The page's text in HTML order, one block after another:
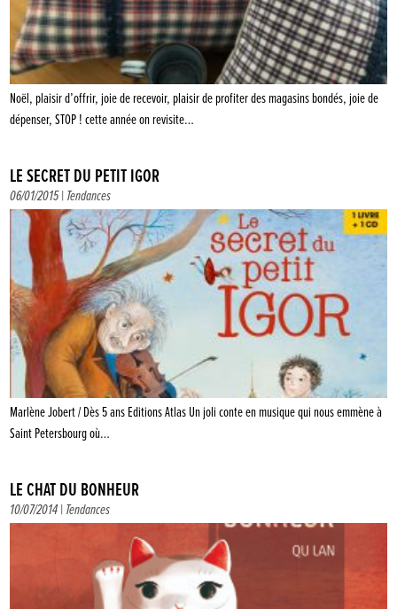
Noël, plaisir d’offrir, joie de recevoir, plaisir de profiter des magasins bondés, joie de
dépenser, STOP ! cette année on revisite…
LE SECRET DU PETIT IGOR
06/01/2015 |Tendances
Marlène Jobert / Dès 5 ans Editions Atlas Un joli conte en musique qui nous emmène à
Saint Petersbourg où…
LE CHAT DU BONHEUR
10/07/2014 |Tendances